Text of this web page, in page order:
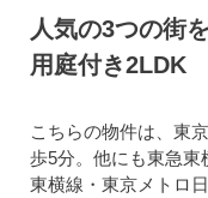
人気の3つの街
用庭付き2LDK
こちらの物件は、東
歩5分。他にも東急東
東横線・東京メトロ